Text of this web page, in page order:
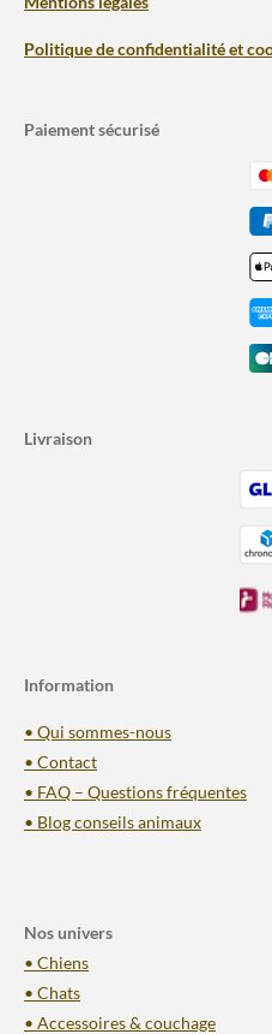
Politique de confidentialité et
Paiement sécurisé
Livraison
Information
• Qui sommes-nous
• Contact
• FAQ – Questions fréquentes
• Blog conseils animaux
Nos univers
• Chiens
• Chats
• Accessoires & couchage